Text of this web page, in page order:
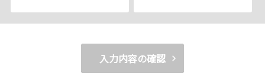
以外の環境によって発生した情報の不備や
なお、不具合の生じたデータについてはお客様にお断り無く削除させて
入力内容の確認